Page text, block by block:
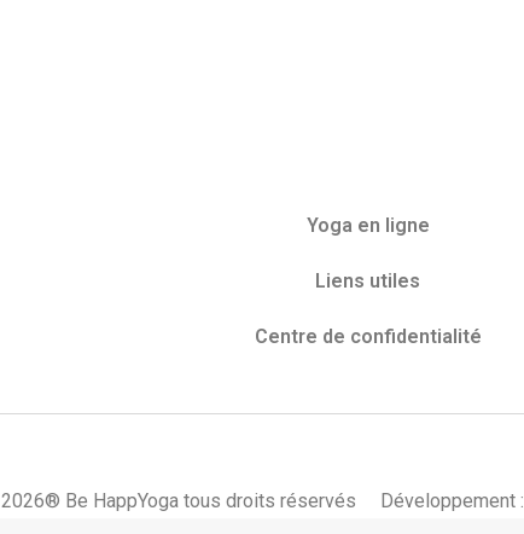
Yoga en ligne
Liens utiles
Centre de confidentialité
2026® Be HappYoga tous droits réservés Développement :